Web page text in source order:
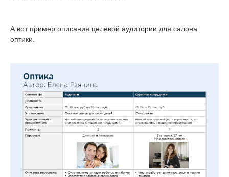
А вот пример описания целевой аудитории для салона
оптики.